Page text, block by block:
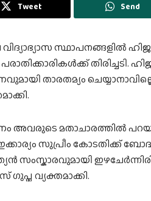
Tweet Send
സ്ഥാപനങ്ങളിൽ
തിരിച്ചടി.
താരതമ്യം
അവരുടെ മതാചാരത്തിൽ
സുപ്രീം കോടതിക്ക്
സംസ്കാരവുമായി
ഗുപ്ത വ്യക്തമാക്കി.